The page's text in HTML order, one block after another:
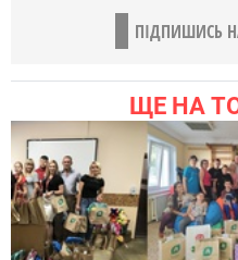
ПІДПИШИСЬ
ЩЕ НА